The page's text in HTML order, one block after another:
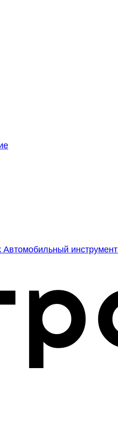
Автомобильный инструмент